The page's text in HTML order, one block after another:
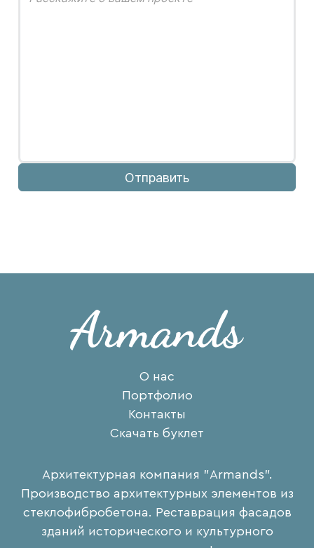
Отправить
О нас
Портфолио
Контакты
Скачать буклет
Архитектурная компания "Armands".
Производство архитектурных элементов из
стеклофибробетона. Реставрация фасадов
зданий исторического и культурного